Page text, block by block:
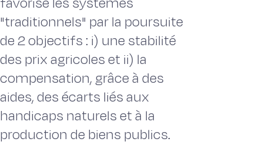
"traditionnels" par la poursuite
de 2 objectifs : i) une stabilité
des prix agricoles et ii) la
compensation, grâce à des
aides, des écarts liés aux
handicaps naturels et à la
production de biens publics.